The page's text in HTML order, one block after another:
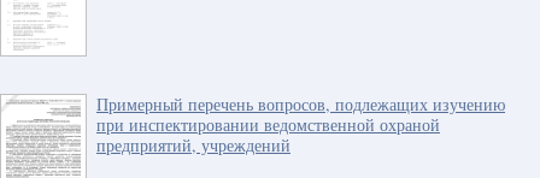
Примерный перечень вопросов, подлежащих изучению
при инспектировании ведомственной охраной
предприятий, учреждений